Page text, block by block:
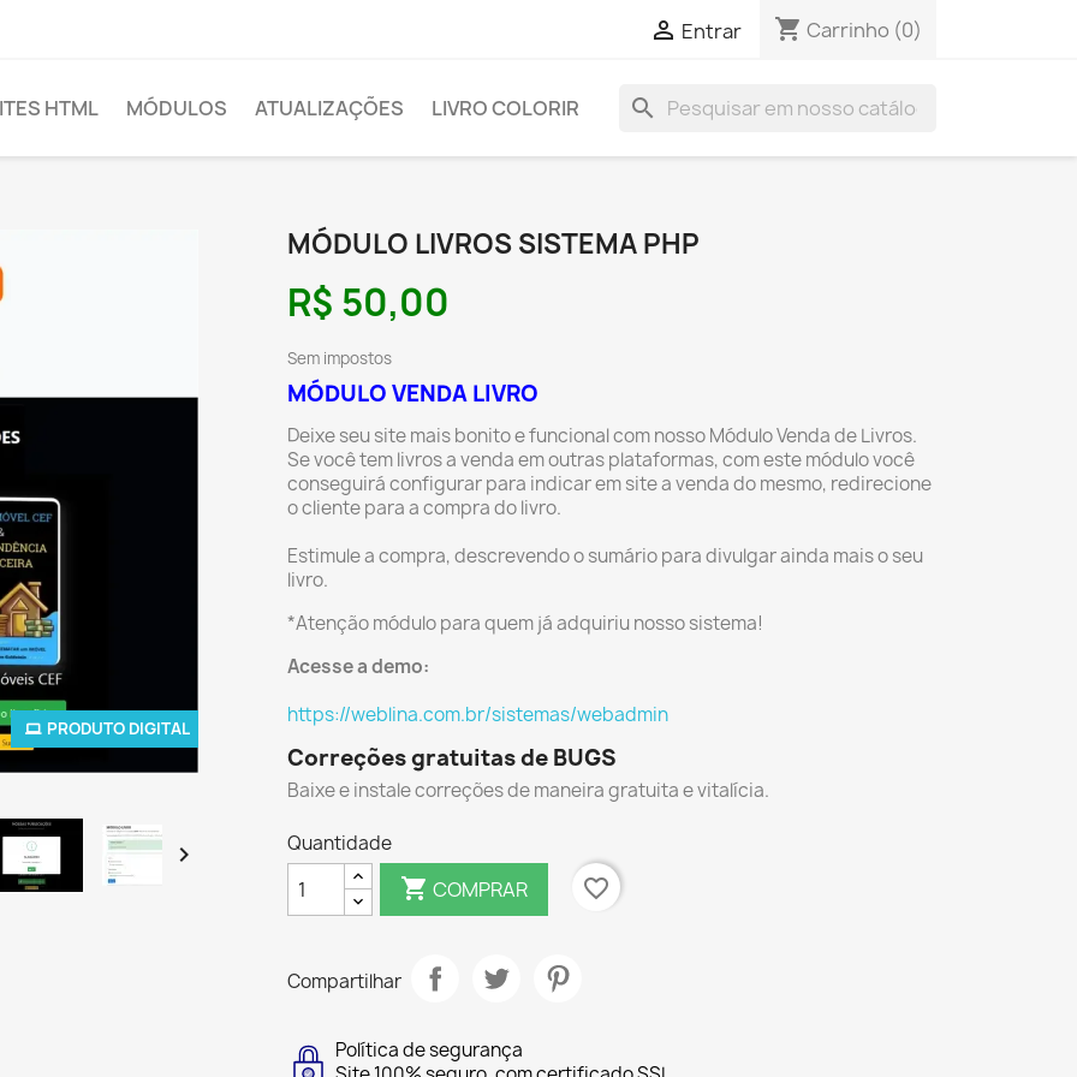
 Entrar shopping_cart Carrinho (0)
HTML MÓDULOS ATUALIZAÇÕES LIVRO COLORIR search
PRODUTO DIGITAL

MÓDULO LIVROS SISTEMA PHP
R$ 50,00
Sem impostos
MÓDULO VENDA LIVRO
Deixe seu site mais bonito e funcional com nosso Módulo Venda de Livros.
Se você tem livros a venda em outras plataformas, com este módulo você
conseguirá configurar para indicar em site a venda do mesmo, redirecione
o cliente para a compra do livro.
Estimule a compra, descrevendo o sumário para divulgar ainda mais o seu
livro.
*Atenção módulo para quem já adquiriu nosso sistema!
Acesse a demo:
https://weblina.com.br/sistemas/webadmin
Correções gratuitas de BUGS
Baixe e instale correções de maneira gratuita e vitalícia.
Quantidade
 COMPRAR favorite_border
Compartilhar
Política de segurança